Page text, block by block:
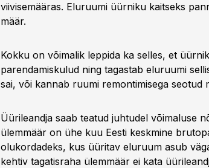
viivisemääras. Eluruumi üürniku kaitseks
määr.
Kokku on võimalik leppida ka selles, et
parendamiskulud ning tagastab eluruumi
sai, või kannab ruumi remontimisega seotud
Üürileandja saab teatud juhtudel võimaluse
ülemmäär on ühe kuu Eesti keskmine
olukordadeks, kus üüritav eluruum asub
kehtiv tagatisraha ülemmäär ei kata